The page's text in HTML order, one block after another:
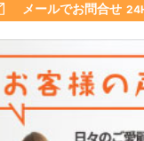
メールでお問合せ